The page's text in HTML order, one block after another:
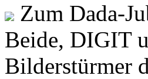
Zum Dada-
Beide, DIGIT
Bilderstürmer